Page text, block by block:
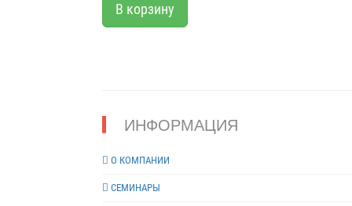
В корзину
ИНФОРМАЦИЯ
О КОМПАНИИ
СЕМИНАРЫ